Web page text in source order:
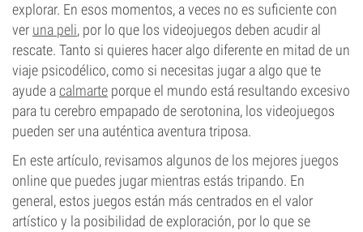
explorar. En esos momentos, a veces no es suficiente con
ver una peli, por lo que los videojuegos deben acudir al
rescate. Tanto si quieres hacer algo diferente en mitad de un
viaje psicodélico, como si necesitas jugar a algo que te
ayude acalmarte porque el mundo está resultando excesivo
para tu cerebro empapado de serotonina, los videojuegos
pueden ser una auténtica aventura triposa.
En este artículo, revisamos algunos de los mejores juegos
online que puedes jugar mientras estás tripando. En
general, estos juegos están más centrados en el valor
artístico y la posibilidad de exploración, por lo que se